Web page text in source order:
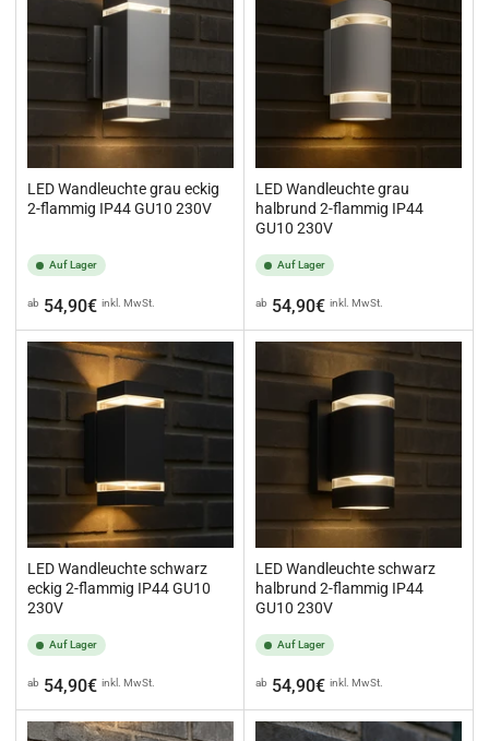
LED Wandleuchte grau eckig
2-flammig IP44 GU10 230V
Auf Lager
Normaler
Preis
ab 54,90€ inkl. MwSt.
LED Wandleuchte grau
halbrund 2-flammig IP44
GU10 230V
Auf Lager
Normaler
Preis
ab 54,90€ inkl. MwSt.
LED Wandleuchte schwarz
eckig 2-flammig IP44 GU10
230V
Auf Lager
Normaler
Preis
ab 54,90€ inkl. MwSt.
LED Wandleuchte schwarz
halbrund 2-flammig IP44
GU10 230V
Auf Lager
Normaler
Preis
ab 54,90€ inkl. MwSt.